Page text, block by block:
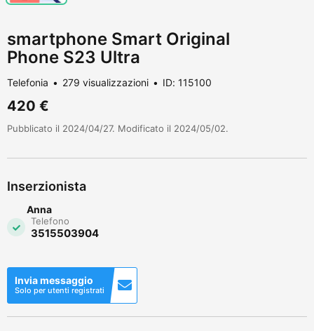
smartphone Smart Original
Phone S23 Ultra
Telefonia 279 visualizzazioni ID: 115100
420 €
Pubblicato il 2024/04/27. Modificato il 2024/05/02.
Inserzionista
Anna
Telefono
3515503904
Invia messaggio
Solo per utenti registrati